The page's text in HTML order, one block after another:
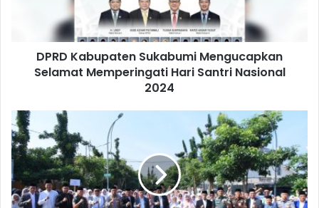
DPRD Kabupaten Sukabumi Mengucapkan
Selamat Memperingati Hari Santri Nasional
2024